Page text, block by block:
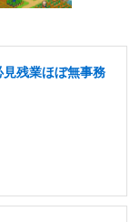
残業ほぼ無事務